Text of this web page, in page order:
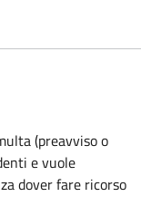
(preavviso o
e vuole
dover fare ricorso